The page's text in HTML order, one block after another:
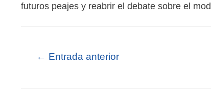
futuros peajes y reabrir el debate sobre el
← Entrada anterior